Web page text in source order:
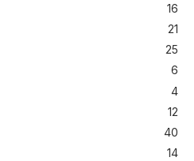
16
21
25
6
4
12
40
14